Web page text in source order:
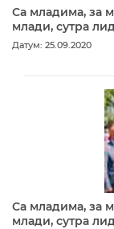
Са младима, за
млади, сутра
Датум: 25.09.2020
Са младима, за
млади, сутра